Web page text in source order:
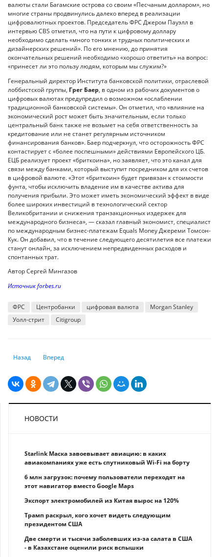
валюты стали Багамские острова со своим «Песчаным долларом», но
многие страны продвинулись далеко вперед в реализации
цифровалютных проектов. Председатель ФРС Джером Пауэлл в
интервью CBS отметил, что на пути к цифровому доллару
необходимо сделать «много тонких и трудных политических и
дизайнерских решений». По его мнению, до принятия
окончательных решений необходимо «хорошо ответить» на вопрос:
«принесет ли это пользу людям, которым мы служим?»
Генеральный директор Института банковской политики, отраслевой
лоббистской группы, Грег Баер, в одном из рабочих документов о
цифровых валютах предупредил о возможном «ослаблении
традиционной банковской системы». Он отметил, что «влияние на
экономический рост может быть значительным, если только
центральный банк также не возьмет на себя ответственность за
кредитование или не станет регулярным источником
финансирования банков». Баер подчеркнул, что осторожность ФРС
контастирует с «более поспешными» действиями Европейского ЦБ.
ЕЦБ реализует проект «бриткоина», но заявляет, что это канал для
связи между банками, который выступит посредником для их счетов
в цифровой валюте. «Этот «бриткоин» будет привязан к стоимости
фунта, чтобы исключить владение им в качестве актива для
получения прибыли. Это может иметь экономический эффект в виде
более широких инвестиций в технологический сектор
Великобритании и снижения транзакционных издержек для
международного бизнеса», — сказал главный экономист, специалист
по международным бизнес-платежам Equals Money Джереми Томсон-
Кук. Он добавил, что в течение следующего десятилетия все платежи
станут онлайн, за исключением непредвиденных расходов и
спонтанных трат.
Автор Сергей Мингазов
Источник forbes.ru
ФРС Центробанки цифровая валюта
Morgan Stanley
Уолл-стрит
Citigroup
Предыдущий: Brexit уже подтолкнул более 440 финансовых компаний
Назад Следующий: Рейтинг Нурфин: в каких обменниках Алматы
Вперед
НОВОСТИ
Starlink Маска завоевывает авиацию: в каких
авиакомпаниях уже есть спутниковый Wi-Fi на борту
6 млн загрузок: почему пользователи переходят на
этот навигатор вместо Google Maps
Экспорт электромобилей из Китая вырос на 120%
Трамп раскрыл, кого хочет видеть следующим
президентом США
Две смерти и тысячи заболевших из-за салата в США
- в Казахстане оценили риск вспышки